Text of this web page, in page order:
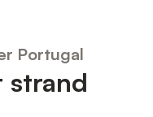
Portugal
strand